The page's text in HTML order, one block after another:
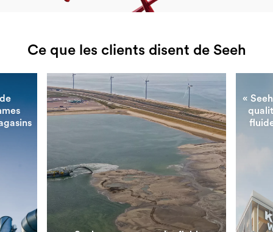
Ce que les clients disent de Seeh
«